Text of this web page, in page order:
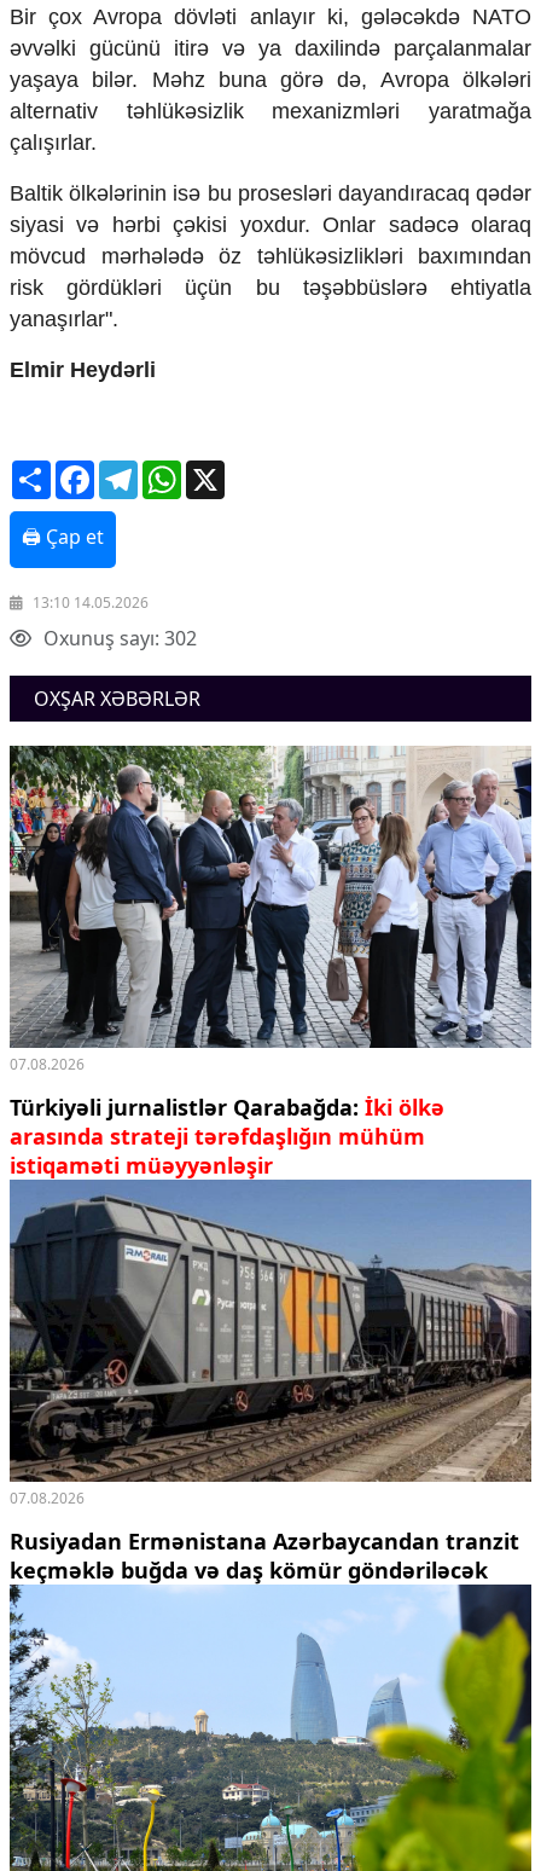
Bir çox Avropa dövləti anlayır ki, gələcəkdə NATO
əvvəlki gücünü itirə və ya daxilində parçalanmalar
yaşaya bilər. Məhz buna görə də, Avropa ölkələri
alternativ təhlükəsizlik mexanizmləri yaratmağa
çalışırlar.
Baltik ölkələrinin isə bu prosesləri dayandıracaq qədər
siyasi və hərbi çəkisi yoxdur. Onlar sadəcə olaraq
mövcud mərhələdə öz təhlükəsizlikləri baxımından
risk gördükləri üçün bu təşəbbüslərə ehtiyatla
yanaşırlar".
Elmir Heydərli
ShareFacebookTelegramWhatsApp
🖨 Çap et
13:10 14.05.2026
Oxunuş sayı: 302
OXŞAR XƏBƏRLƏR
07.08.2026
Türkiyəli jurnalistlər Qarabağda: İki ölkə
arasında strateji tərəfdaşlığın mühüm
istiqaməti müəyyənləşir
07.08.2026
Rusiyadan Ermənistana Azərbaycandan tranzit
keçməklə buğda və daş kömür göndəriləcək